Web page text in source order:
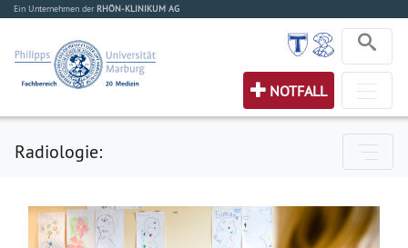
Ein Unternehmen der RHÖN-KLINIKUM AG
NOTFALL
Radiologie: